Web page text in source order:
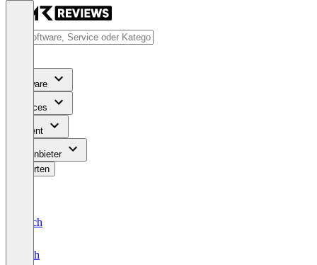
Software
Services
Content
Für Anbieter
Bewerten
Deutsch
English